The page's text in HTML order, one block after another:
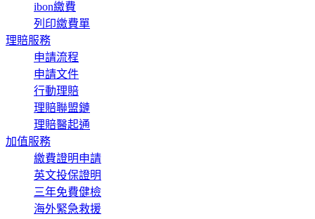
ibon繳費
列印繳費單
理賠服務
申請流程
申請文件
行動理賠
理賠聯盟鏈
理賠醫起通
加值服務
繳費證明申請
英文投保證明
三年免費健檢
海外緊急救援